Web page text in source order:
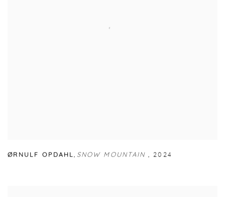
ØRNULF OPDAHL, SNOW MOUNTAIN, 2024